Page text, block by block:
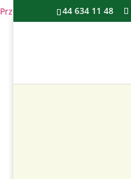
Przejdź do treści44 634 11 48